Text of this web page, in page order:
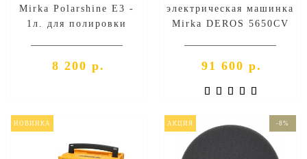
Mirka Polarshine Е3 -
1л. для полировки
8 200 р.
электрическая машинка
Mirka DEROS 5650CV
91 600 р.
НОВИНКА АКЦИЯ -8%